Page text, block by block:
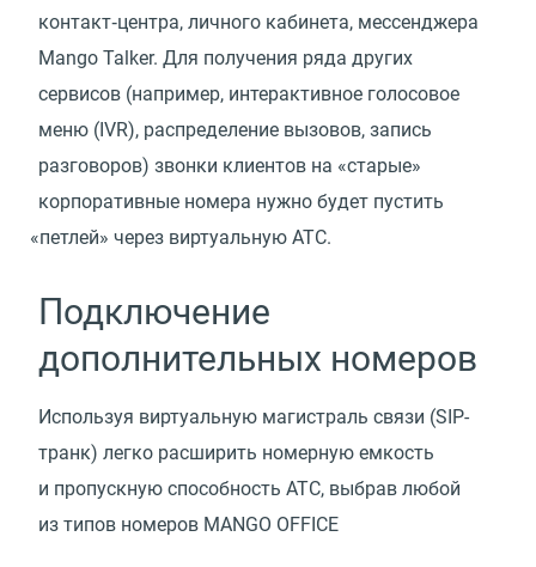
контакт‑центра, личного кабинета, мессенджера
Mango Talker. Для получения ряда других
сервисов (например, интерактивное голосовое
меню ( IVR), распределение вызовов, запись
разговоров) звонки клиентов на «старые»
корпоративные номера нужно будет пустить
«петлей» через виртуальную АТС.
Подключение
дополнительных номеров
Используя виртуальную магистраль связи (SIP-
транк) легко расширить номерную емкость
и пропускную способность АТС, выбрав любой
из типов номеров MANGO OFFICE